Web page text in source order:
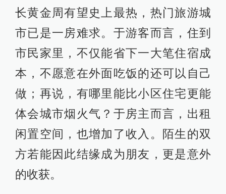
长黄金周有望史上最热，热门旅游城
市已是一房难求。于游客而言，住到
市民家里，不仅能省下一大笔住宿成
本，不愿意在外面吃饭的还可以自己
做；再说，有哪里能比小区住宅更能
体会城市烟火气？于房主而言，出租
闲置空间，也增加了收入。陌生的双
方若能因此结缘成为朋友，更是意外
的收获。